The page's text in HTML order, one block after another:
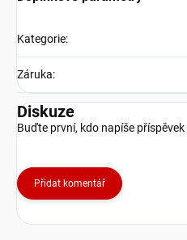
Kategorie:
Záruka:
Diskuze
Buďte první, kdo napíše
Přidat komentář